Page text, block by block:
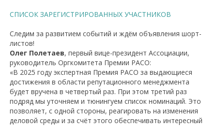
СПИСОК ЗАРЕГИСТРИРОВАННЫХ УЧАСТНИКОВ
Следим за развитием событий и ждём объявления шорт-
листов!
Олег Полетаев, первый вице-президент Ассоциации,
руководитель Оргкомитета Премии РАСО:
«В 2025 году экспертная Премия РАСО за выдающиеся
достижения в области репутационного менеджмента
будет вручена в четвертый раз. При этом третий раз
подряд мы уточняем и тюнингуем список номинаций. Это
позволяет, с одной стороны, реагировать на изменения
деловой среды и за счёт этого обеспечивать интересный